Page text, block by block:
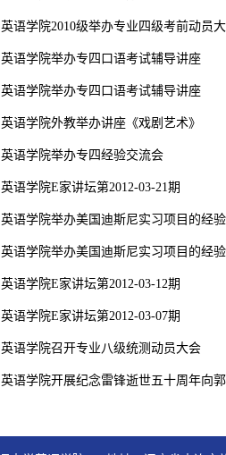
英语学院2010级举办专业四级考前动员
英语学院举办专四口语考试辅导讲座
英语学院举办专四口语考试辅导讲座
英语学院外教举办讲座《戏剧艺术》
英语学院举办专四经验交流会
英语学院E家讲坛第2012-03-21期
英语学院举办美国迪斯尼实习项目的经
英语学院举办美国迪斯尼实习项目的经
英语学院E家讲坛第2012-03-12期
英语学院E家讲坛第2012-03-07期
英语学院召开专业八级统测动员大会
英语学院开展纪念雷锋逝世五十周年向